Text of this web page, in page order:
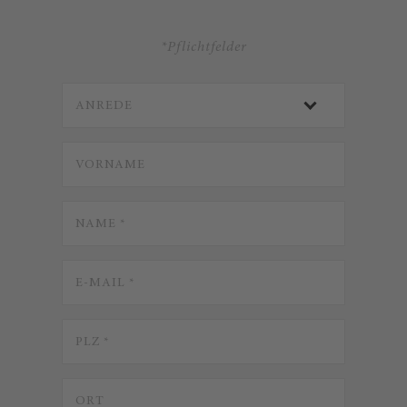
*Pflichtfelder